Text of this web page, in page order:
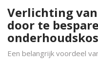
Verlichting
door te
Een belangrijk voordeel